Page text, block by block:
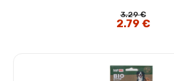
3.29€
Izvirna
cena
2.79€cena